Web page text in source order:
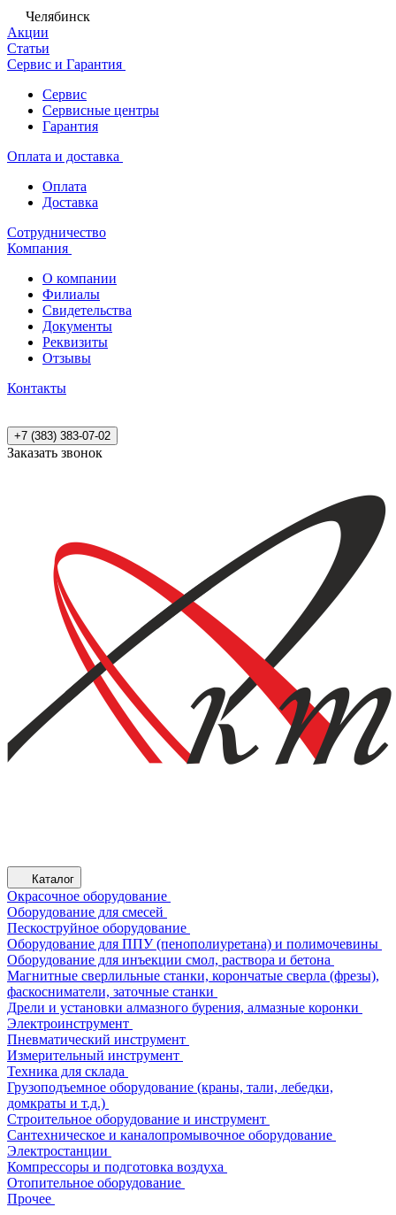
Челябинск
Акции
Статьи
Сервис и Гарантия
Сервис
Сервисные центры
Гарантия
Оплата и доставка
Оплата
Доставка
Сотрудничество
Компания
О компании
Филиалы
Свидетельства
Документы
Реквизиты
Отзывы
Контакты
+7 (383) 383-07-02
Заказать звонок
Каталог
Окрасочное оборудование
Оборудование для смесей
Пескоструйное оборудование
Оборудование для ППУ (пенополиуретана) и полимочевины
Оборудование для инъекции смол, раствора и бетона
Магнитные сверлильные станки, корончатые сверла (фрезы),
фаскосниматели, заточные станки
Дрели и установки алмазного бурения, алмазные коронки
Электроинструмент
Пневматический инструмент
Измерительный инструмент
Техника для склада
Грузоподъемное оборудование (краны, тали, лебедки,
домкраты и т.д.)
Строительное оборудование и инструмент
Сантехническое и каналопромывочное оборудование
Электростанции
Компрессоры и подготовка воздуха
Отопительное оборудование
Прочее